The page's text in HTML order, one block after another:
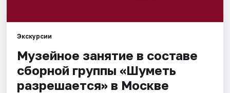
Экскурсии
Музейное занятие в составе
сборной группы «Шуметь
разрешается» в Москве